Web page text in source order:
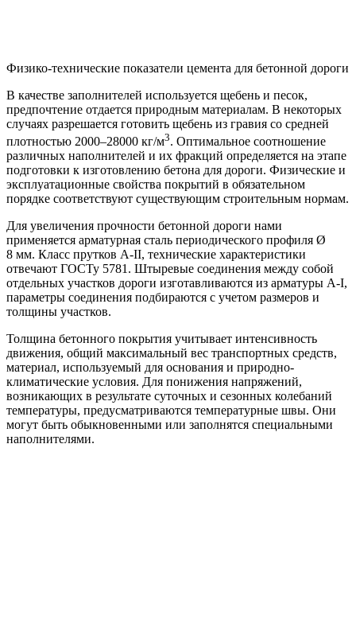
Физико-технические показатели цемента для бетонной дороги
В качестве заполнителей используется щебень и песок,
предпочтение отдается природным материалам. В некоторых
случаях разрешается готовить щебень из гравия со средней
плотностью 2000–28000 кг/м3. Оптимальное соотношение
различных наполнителей и их фракций определяется на этапе
подготовки к изготовлению бетона для дороги. Физические и
эксплуатационные свойства покрытий в обязательном
порядке соответствуют существующим строительным нормам.
Для увеличения прочности бетонной дороги нами
применяется арматурная сталь периодического профиля Ø
8 мм. Класс прутков А-II, технические характеристики
отвечают ГОСТу 5781. Штыревые соединения между собой
отдельных участков дороги изготавливаются из арматуры А-I,
параметры соединения подбираются с учетом размеров и
толщины участков.
Толщина бетонного покрытия учитывает интенсивность
движения, общий максимальный вес транспортных средств,
материал, используемый для основания и природно-
климатические условия. Для понижения напряжений,
возникающих в результате суточных и сезонных колебаний
температуры, предусматриваются температурные швы. Они
могут быть обыкновенными или заполнятся специальными
наполнителями.